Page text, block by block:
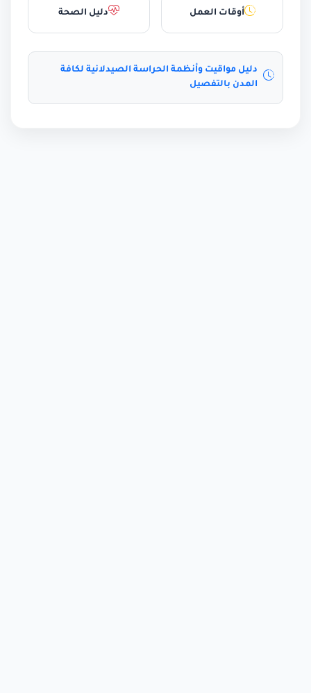
أوقات العمل دليل الصحة
دليل مواقيت وأنظمة الحراسة الصيدلانية لكافة
المدن بالتفصيل